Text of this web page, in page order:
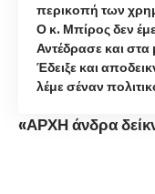
περικοπή των
Ο κ. Μπίρος δεν
Αντέδρασε και στα
Έδειξε και
λέμε σέναν
«ΑΡΧΗ άνδρα